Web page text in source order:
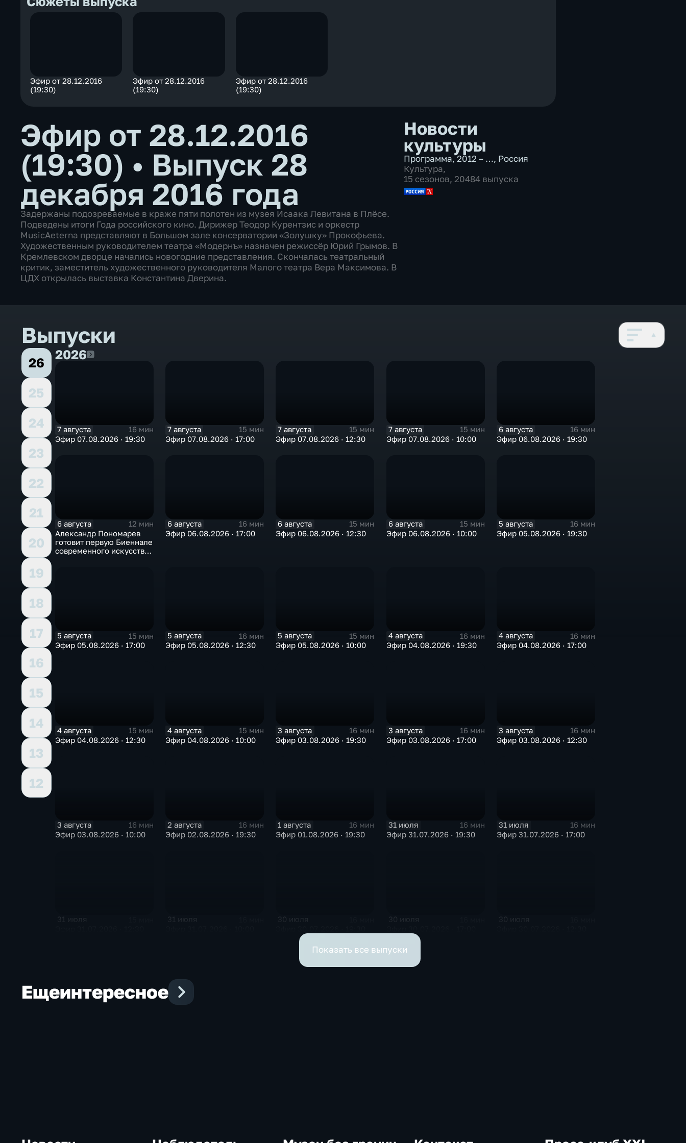
Эфир от 28.12.2016
(19:30)
Эфир от 28.12.2016
(19:30)
Эфир от 28.12.2016
(19:30)
Эфир от 28.12.2016
(19:30) • Выпуск 28
декабря 2016 года
Задержаны подозреваемые в краже пяти полотен из музея Исаака Левитана в Плёсе.
Подведены итоги Года российского кино. Дирижер Теодор Курентзис и оркестр
MusicAeterna представляют в Большом зале консерватории «Золушку» Прокофьева.
Художественным руководителем театра «Модернъ» назначен режиссёр Юрий Грымов. В
Кремлевском дворце начались новогодние представления. Скончалась театральный
критик, заместитель художественного руководителя Малого театра Вера Максимова. В
ЦДХ открылась выставка Константина Дверина.
Новости
культуры
Программа,2012 – …, Россия
Культура,
15 сезонов, 20484 выпуска
Выпуски
26
25
24
23
22
21
20
19
18
17
16
15
14
13
12
20262026
7 августа
16 мин
Эфир 07.08.2026 · 19:30
7 августа
15 мин
Эфир 07.08.2026 · 17:00
7 августа
15 мин
Эфир 07.08.2026 · 12:30
7 августа
15 мин
Эфир 07.08.2026 · 10:00
6 августа
16 мин
Эфир 06.08.2026 · 19:30
6 августа
12 мин
Александр Пономарев
готовит первую Биеннале
современного искусства
6 августа
16 мин
Эфир 06.08.2026 · 17:00
6 августа
15 мин
Эфир 06.08.2026 · 12:30
6 августа
15 мин
Эфир 06.08.2026 · 10:00
5 августа
16 мин
Эфир 05.08.2026 · 19:30
5 августа
15 мин
Эфир 05.08.2026 · 17:00
5 августа
16 мин
Эфир 05.08.2026 · 12:30
5 августа
15 мин
Эфир 05.08.2026 · 10:00
4 августа
16 мин
Эфир 04.08.2026 · 19:30
4 августа
16 мин
Эфир 04.08.2026 · 17:00
4 августа
15 мин
Эфир 04.08.2026 · 12:30
4 августа
15 мин
Эфир 04.08.2026 · 10:00
3 августа
16 мин
Эфир 03.08.2026 · 19:30
3 августа
16 мин
Эфир 03.08.2026 · 17:00
3 августа
16 мин
Эфир 03.08.2026 · 12:30
3 августа
16 мин
Эфир 03.08.2026 · 10:00
2 августа
16 мин
Эфир 02.08.2026 · 19:30
1 августа
16 мин
Эфир 01.08.2026 · 19:30
31 июля
16 мин
Эфир 31.07.2026 · 19:30
31 июля
16 мин
Эфир 31.07.2026 · 17:00
31 июля 31 июля 30 июля 30 июля 30 июля
Показать все выпуски
Ещеинтересное